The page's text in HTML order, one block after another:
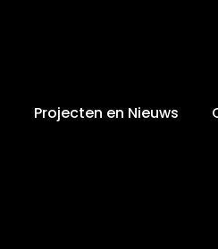
Projecten en Nieuws